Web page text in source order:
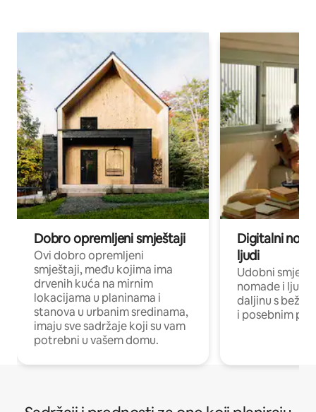
Dobro opremljeni smještaji
Ovi dobro opremljeni
smještaji, među kojima ima
drvenih kuća na mirnim
lokacijama u planinama i
stanova u urbanim sredinama,
imaju sve sadržaje koji su vam
potrebni u vašem domu.
Digitalni
ljudi
Udobni
nomade i ljude
daljinu s
i posebnim